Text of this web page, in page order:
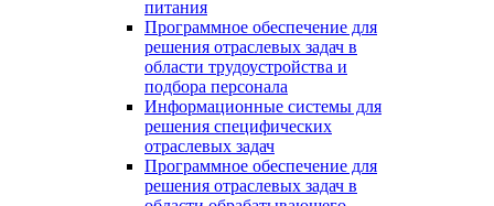
питания
Программное обеспечение для
решения отраслевых задач в
области трудоустройства и
подбора персонала
Информационные системы для
решения специфических
отраслевых задач
Программное обеспечение для
решения отраслевых задач в